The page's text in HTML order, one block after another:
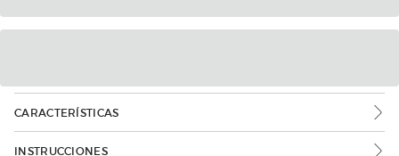
CARACTERÍSTICAS
INSTRUCCIONES